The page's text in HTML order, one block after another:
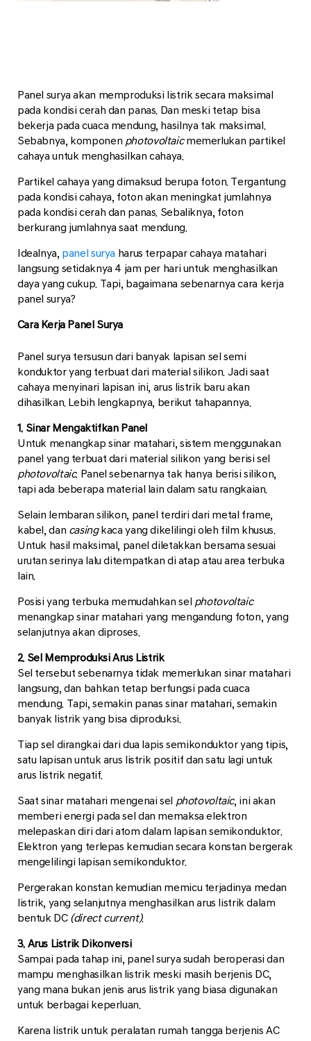
Panel surya akan memproduksi listrik secara maksimal
pada kondisi cerah dan panas. Dan meski tetap bisa
bekerja pada cuaca mendung, hasilnya tak maksimal.
Sebabnya, komponen photovoltaicmemerlukan partikel
cahaya untuk menghasilkan cahaya.
Partikel cahaya yang dimaksud berupa foton. Tergantung
pada kondisi cahaya, foton akan meningkat jumlahnya
pada kondisi cerah dan panas. Sebaliknya, foton
berkurang jumlahnya saat mendung.
Idealnya, panel surya harus terpapar cahaya matahari
langsung setidaknya 4 jam per hari untuk menghasilkan
daya yang cukup. Tapi, bagaimana sebenarnya cara kerja
panel surya?
Cara Kerja Panel Surya
Panel surya tersusun dari banyak lapisan sel semi
konduktor yang terbuat dari material silikon. Jadi saat
cahaya menyinari lapisan ini, arus listrik baru akan
dihasilkan. Lebih lengkapnya, berikut tahapannya.
1. Sinar Mengaktifkan Panel
Untuk menangkap sinar matahari, sistem menggunakan
panel yang terbuat dari material silikon yang berisi sel
photovoltaic. Panel sebenarnya tak hanya berisi silikon,
tapi ada beberapa material lain dalam satu rangkaian.
Selain lembaran silikon, panel terdiri dari metal frame,
kabel, dan casingkaca yang dikelilingi oleh film khusus.
Untuk hasil maksimal, panel diletakkan bersama sesuai
urutan serinya lalu ditempatkan di atap atau area terbuka
lain.
Posisi yang terbuka memudahkan sel photovoltaic
menangkap sinar matahari yang mengandung foton, yang
selanjutnya akan diproses.
2. Sel Memproduksi Arus Listrik
Sel tersebut sebenarnya tidak memerlukan sinar matahari
langsung, dan bahkan tetap berfungsi pada cuaca
mendung. Tapi, semakin panas sinar matahari, semakin
banyak listrik yang bisa diproduksi.
Tiap sel dirangkai dari dua lapis semikonduktor yang tipis,
satu lapisan untuk arus listrik positif dan satu lagi untuk
arus listrik negatif.
Saat sinar matahari mengenai sel photovoltaic, ini akan
memberi energi pada sel dan memaksa elektron
melepaskan diri dari atom dalam lapisan semikonduktor.
Elektron yang terlepas kemudian secara konstan bergerak
mengelilingi lapisan semikonduktor.
Pergerakan konstan kemudian memicu terjadinya medan
listrik, yang selanjutnya menghasilkan arus listrik dalam
bentuk DC (direct current).
3. Arus Listrik Dikonversi
Sampai pada tahap ini, panel surya sudah beroperasi dan
mampu menghasilkan listrik meski masih berjenis DC,
yang mana bukan jenis arus listrik yang biasa digunakan
untuk berbagai keperluan.
Karena listrik untuk peralatan rumah tangga berjenis AC